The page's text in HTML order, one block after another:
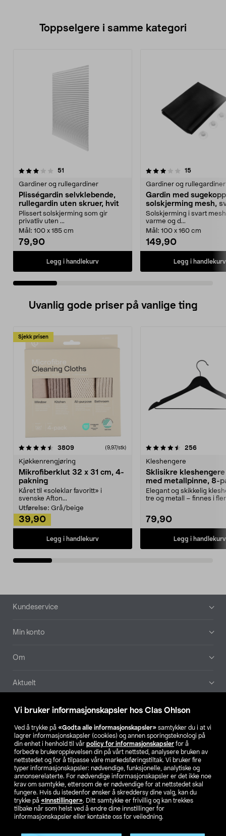
Vi bruker informasjonskapsler hos Clas Ohlson
Ved å trykke på «Godta alle informasjonskapsler» samtykker du i at vi
lagrer informasjonskapsler (cookies) og annen sporingsteknologi på
din enhet i henhold til vår policy for informasjonskapsler for å
forbedre brukeropplevelsen din på vårt nettsted, analysere bruken av
nettstedet og for å tilpasse våre markedsføringstiltak. Vi bruker fire
typer informasjonskapsler: nødvendige, funksjonelle, analytiske og
annonserelaterte. For nødvendige informasjonskapsler er det ikke noe
krav om samtykke, ettersom de er nødvendige for at nettstedet skal
fungere. Hvis du istedenfor ønsker å skreddersy dine valg, kan du
trykke på «Innstillinger». Ditt samtykke er frivillig og kan trekkes
tilbake når som helst ved å endre dine innstillinger for
informasjonskapsler eller kontakte oss for veiledning.
Toppselgere i samme kategori
51
Gardiner og rullegardiner
Plisségardin selvklebende,
rullegardin uten skruer, hvit
Plissert solskjerming som gir
privatliv uten ...
Mål: 100 x 185 cm
79,90
Legg i handlekurv
3.0 av 5 stjerner 15anmeldelser
Gardiner og rullegardiner
Gardin med
solskjerming mesh,
Solskjerming i svart
varme og d...
Mål: 100 x 160 cm
149,90
Legg i handlekurv
4.5 av 5 stjerner
Uvanlig gode priser på vanlige ting
Sjekk prisen
3809anmeldelser(9,97/stk)
Kjøkkenrengjøring
Mikrofiberklut 32 x 31 cm, 4-
pakning
Kåret til «soleklar favoritt» i
svenske Afton...
Utførelse: Grå/beige
39,90
Legg i handlekurv
4.5av 5 stjerner 256
Kleshengere
Sklisikre
med metallpinne, 8-
Elegant og skikkelig
tre og metall – finnes i
79,90
Legg i handlekurv
4.5av 5 stjerner
Bunntekst
Kundeservice
Min konto
Om
Aktuelt
Våre selskaper
Finn din butikk
SE NO FI